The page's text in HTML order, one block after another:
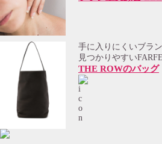
手に入りにくいブラ
見つかりやすい
THE ROWのバッグ